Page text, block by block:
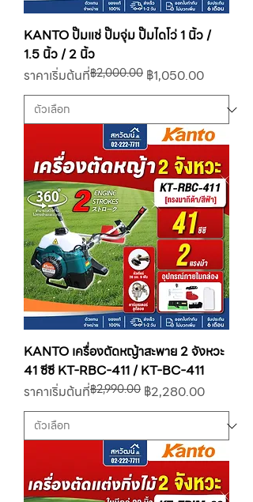
KANTO ปั๊มแช่ ปั๊มจุ่ม ปั๊มไดโว่ 1 นิ้ว /
1.5 นิ้ว / 2 นิ้ว
ราคาเริ่มต้นที่
ราคาปกติ ฿2,000.00 ฿1,050.00
ราคาขายลด
KANTO เครื่องตัดหญ้าสะพาย 2 จังหวะ
41 ซีซี KT-RBC-411 / KT-BC-411
ราคาเริ่มต้นที่
ราคาปกติ ฿2,990.00 ฿2,280.00
ราคาขายลด